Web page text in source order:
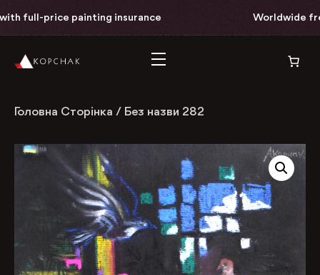
full-price painting insurance Worldwide
Головна Сторінка / Без назви 282